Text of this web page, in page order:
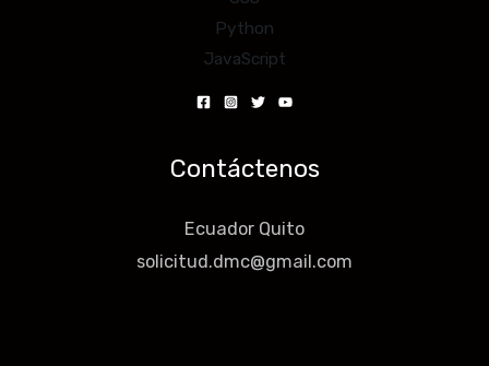
Python
JavaScript
Contáctenos
Ecuador Quito
solicitud.dmc@gmail.com